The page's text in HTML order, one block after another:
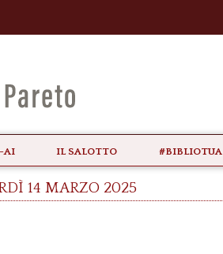
ai il Salotto #bibliotua
14 marzo 2025